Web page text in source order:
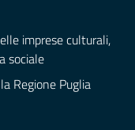
imprese culturali,
sociale
Regione Puglia